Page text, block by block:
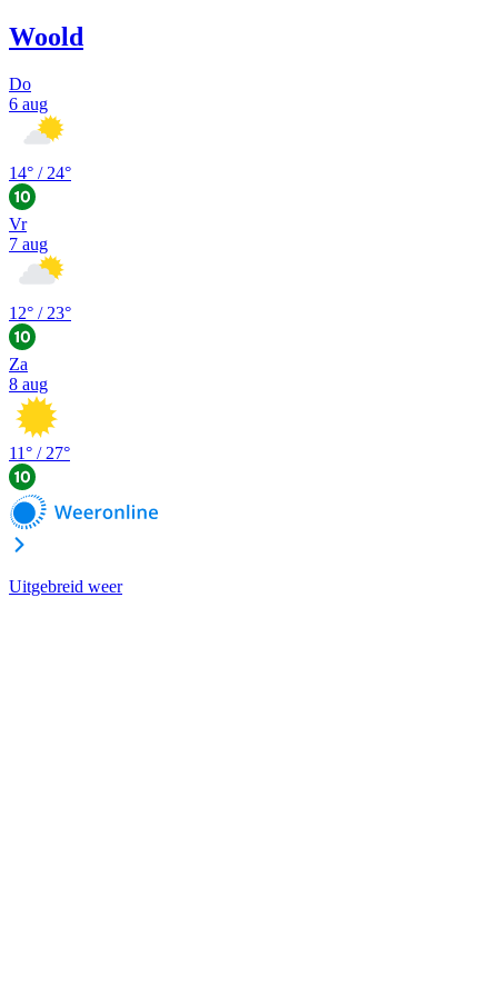
Woold
Do
6 aug
14° / 24°
Vr
7 aug
12° / 23°
Za
8 aug
11° / 27°
Uitgebreid weer